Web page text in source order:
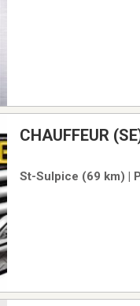
CHAUFFEUR
St-Sulpice (69 km) |